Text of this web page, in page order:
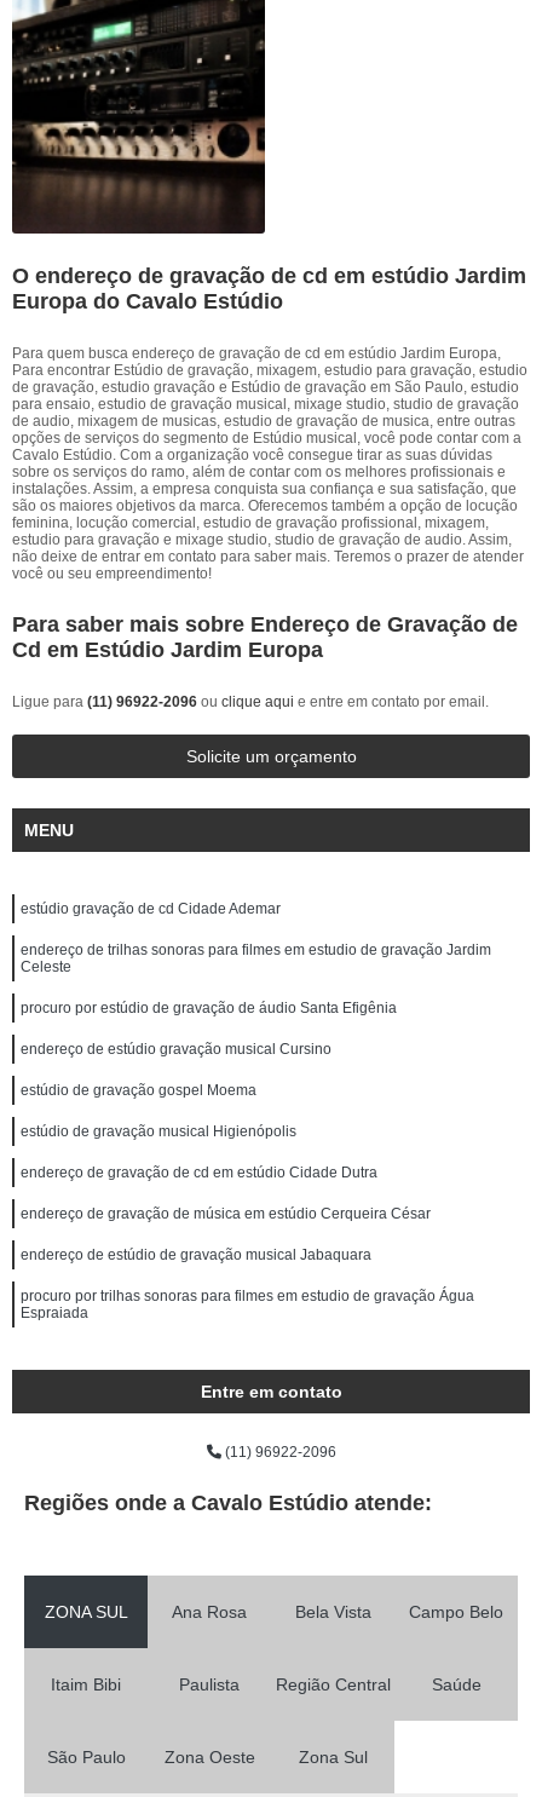
O endereço de gravação de cd em estúdio Jardim
Europa do Cavalo Estúdio
Para quem busca endereço de gravação de cd em estúdio Jardim Europa,
Para encontrar Estúdio de gravação, mixagem, estudio para gravação, estudio
de gravação, estudio gravação e Estúdio de gravação em São Paulo, estudio
para ensaio, estudio de gravação musical, mixage studio, studio de gravação
de audio, mixagem de musicas, estudio de gravação de musica, entre outras
opções de serviços do segmento de Estúdio musical, você pode contar com a
Cavalo Estúdio. Com a organização você consegue tirar as suas dúvidas
sobre os serviços do ramo, além de contar com os melhores profissionais e
instalações. Assim, a empresa conquista sua confiança e sua satisfação, que
são os maiores objetivos da marca. Oferecemos também a opção de locução
feminina, locução comercial, estudio de gravação profissional, mixagem,
estudio para gravação e mixage studio, studio de gravação de audio. Assim,
não deixe de entrar em contato para saber mais. Teremos o prazer de atender
você ou seu empreendimento!
Para saber mais sobre Endereço de Gravação de
Cd em Estúdio Jardim Europa
Ligue para (11) 96922-2096 ou clique aqui e entre em contato por email.
Solicite um orçamento
MENU
estúdio gravação de cd Cidade Ademar
endereço de trilhas sonoras para filmes em estudio de gravação Jardim
Celeste
procuro por estúdio de gravação de áudio Santa Efigênia
endereço de estúdio gravação musical Cursino
estúdio de gravação gospel Moema
estúdio de gravação musical Higienópolis
endereço de gravação de cd em estúdio Cidade Dutra
endereço de gravação de música em estúdio Cerqueira César
endereço de estúdio de gravação musical Jabaquara
procuro por trilhas sonoras para filmes em estudio de gravação Água
Espraiada
Entre em contato
(11) 96922-2096
Regiões onde a Cavalo Estúdio atende:
ZONA SUL Ana Rosa Bela Vista Campo Belo
Itaim Bibi Paulista Região Central Saúde
São Paulo Zona Oeste Zona Sul